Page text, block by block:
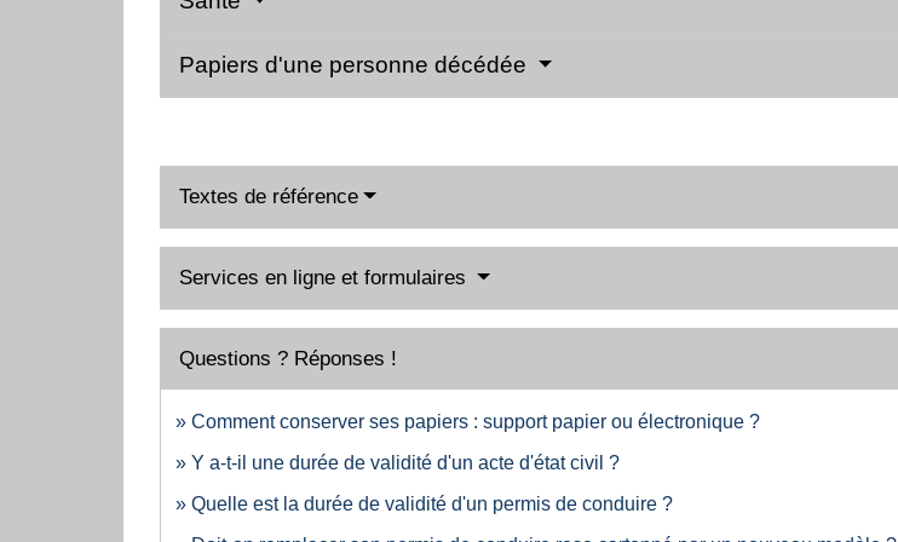
Papiers d'une personne décédée
Textes de référence
Services en ligne et formulaires
Questions ? Réponses !
Comment conserver ses papiers : support papier ou électronique ?
Y a-t-il une durée de validité d'un acte d'état civil ?
Quelle est la durée de validité d'un permis de conduire ?